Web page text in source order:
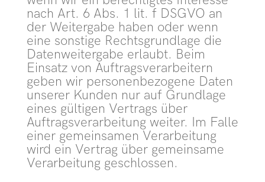
nach Art. 6 Abs. 1 lit. f DSGVO an
der Weitergabe haben oder wenn
eine sonstige Rechtsgrundlage die
Datenweitergabe erlaubt. Beim
Einsatz von Auftragsverarbeitern
geben wir personenbezogene Daten
unserer Kunden nur auf Grundlage
eines gültigen Vertrags über
Auftragsverarbeitung weiter. Im Falle
einer gemeinsamen Verarbeitung
wird ein Vertrag über gemeinsame
Verarbeitung geschlossen.